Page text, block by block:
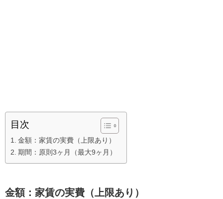
目次
金額：家賃の実費（上限あり）
期間：原則3ヶ月（最大9ヶ月）
金額：家賃の実費（上限あり）